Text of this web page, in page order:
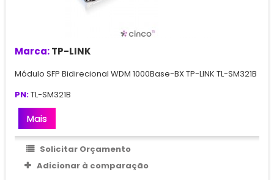
Marca:TP-LINK
Módulo SFP Bidirecional WDM 1000Base-BX TP-LINK TL-SM321B
PN:TL-SM321B
Mais
Solicitar Orçamento
Adicionar à comparação